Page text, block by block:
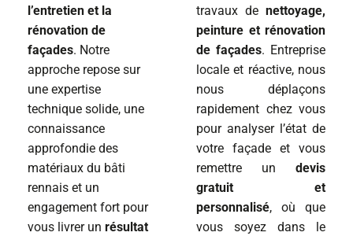
l’entretien et la
rénovation de
façades. Notre
approche repose sur
une expertise
technique solide, une
connaissance
approfondie des
matériaux du bâti
rennais et un
engagement fort pour
vous livrer un résultat
travaux de nettoyage,
peinture et rénovation
de façades. Entreprise
locale et réactive, nous
nous déplaçons
rapidement chez vous
pour analyser l’état de
votre façade et vous
remettre un devis
gratuit et
personnalisé, où que
vous soyez dans le